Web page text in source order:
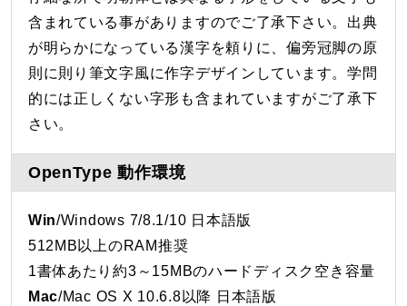
含まれている事がありますのでご了承下さい。出典
が明らかになっている漢字を頼りに、偏旁冠脚の原
則に則り筆文字風に作字デザインしています。学問
的には正しくない字形も含まれていますがご了承下
さい。
OpenType 動作環境
Win/Windows 7/8.1/10 日本語版
512MB以上のRAM推奨
1書体あたり約3～15MBのハードディスク空き容量
Mac/Mac OS X 10.6.8以降 日本語版